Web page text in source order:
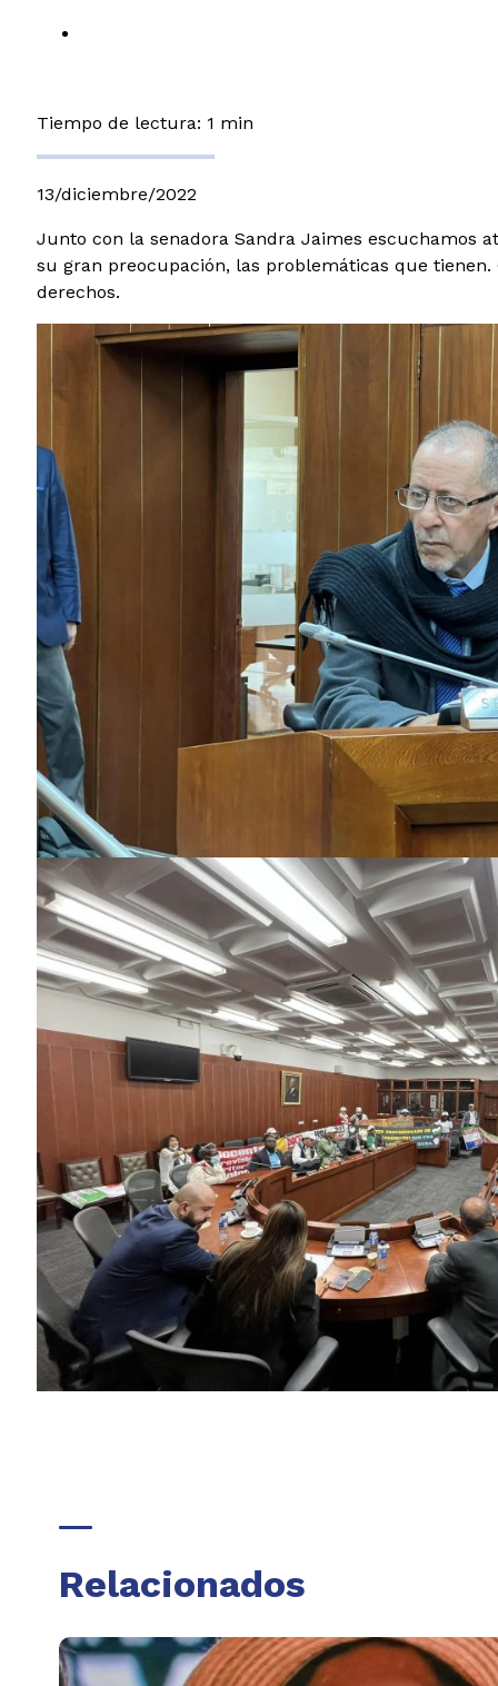
Tiempo de lectura: 1 min
13/diciembre/2022
Junto con la senadora Sandra Jaimes escuchamos
su gran preocupación, las problemáticas que
derechos.
Relacionados